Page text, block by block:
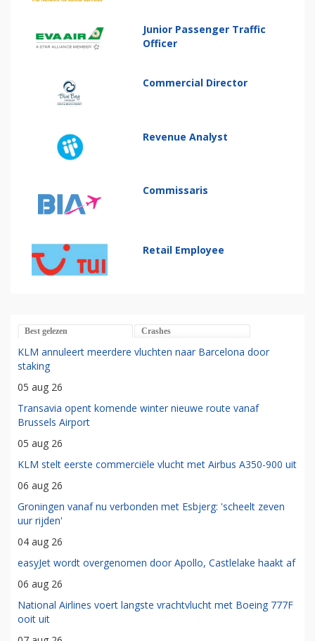
Junior Passenger Traffic
Officer
Commercial Director
Revenue Analyst
Commissaris
Retail Employee
Best gelezen Crashes
KLM annuleert meerdere vluchten naar Barcelona door
staking
05 aug 26
Transavia opent komende winter nieuwe route vanaf
Brussels Airport
05 aug 26
KLM stelt eerste commerciële vlucht met Airbus A350-900 uit
06 aug 26
Groningen vanaf nu verbonden met Esbjerg: 'scheelt zeven
uur rijden'
04 aug 26
easyJet wordt overgenomen door Apollo, Castlelake haakt af
06 aug 26
National Airlines voert langste vrachtvlucht met Boeing 777F
ooit uit